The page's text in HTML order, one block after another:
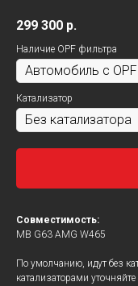
299 300 р.
Наличие OPF фильтра
Катализатор
Совместимость:
MB G63 AMG W465
По умолчанию, идут без
катализаторами